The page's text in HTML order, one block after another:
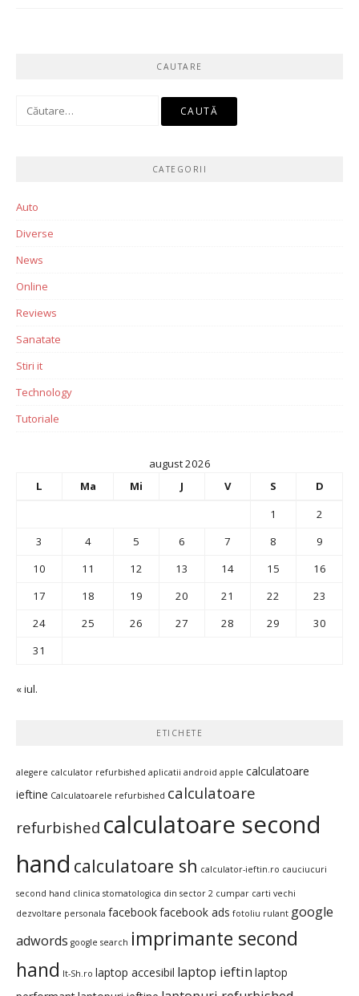
CAUTARE
Caută
CATEGORII
Auto
Diverse
News
Online
Reviews
Sanatate
Stiri it
Technology
Tutoriale
august 2026
L
Ma Mi J V S
D
1
2
3
4 5 6 7 8
9
10
11 12 13 14 15
16
17
18 19 20 21 22
23
24
25 26 27 28 29
30
31
« iul.
ETICHETE
alegere calculator refurbished aplicatii android apple calculatoare
ieftine Calculatoarele refurbished calculatoare
refurbished calculatoare second
hand calculatoare sh calculator-ieftin.ro cauciucuri
second hand clinica stomatologica din sector 2 cumpar carti vechi
dezvoltare personala facebookfacebook ads fotoliu rulant google
adwords google search imprimante second
hand It-Sh.ro laptop accesibil laptop ieftin laptop